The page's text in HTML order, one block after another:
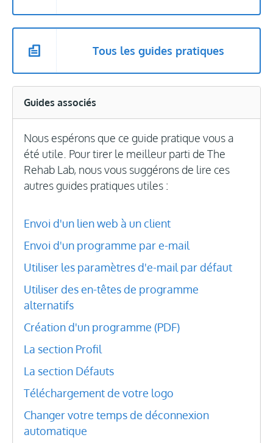
Tous les guides pratiques
Guides associés
Nous espérons que ce guide pratique vous a
été utile. Pour tirer le meilleur parti de The
Rehab Lab, nous vous suggérons de lire ces
autres guides pratiques utiles :
Envoi d'un lien web à un client
Envoi d'un programme par e-mail
Utiliser les paramètres d'e-mail par défaut
Utiliser des en-têtes de programme
alternatifs
Création d'un programme (PDF)
La section Profil
La section Défauts
Téléchargement de votre logo
Changer votre temps de déconnexion
automatique